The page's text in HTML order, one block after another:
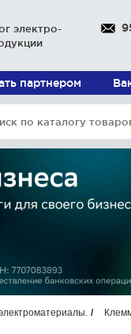
электро-
партнером